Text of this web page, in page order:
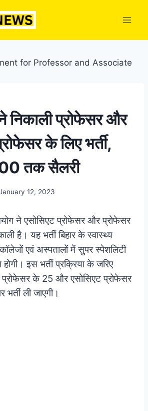
निकाली प्रोफेसर और
के लिए भर्ती,
तक सैलरी
12, 2023
ने एसोसिएट प्रोफेसर और प्रोफेसर
है। यह भर्ती बिहार के स्वास्थ्य
एवं अस्पतालों में सुपर स्पेशलिटी
इस भर्ती प्रक्रिया के जरिए
के 25 और एसोसिएट प्रोफेसर
ली जाएगी।